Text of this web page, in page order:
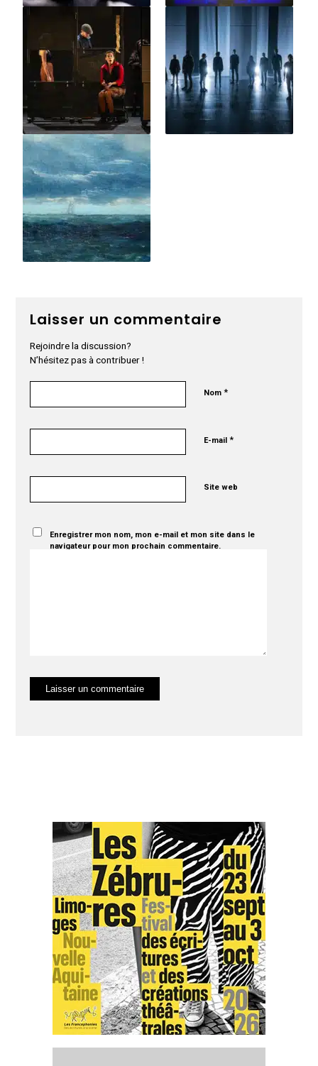
Laisser un commentaire
Rejoindre la discussion?
N’hésitez pas à contribuer !
Nom*
E-mail*
Site web
Enregistrer mon nom, mon e-mail et mon site dans le
navigateur pour mon prochain commentaire.